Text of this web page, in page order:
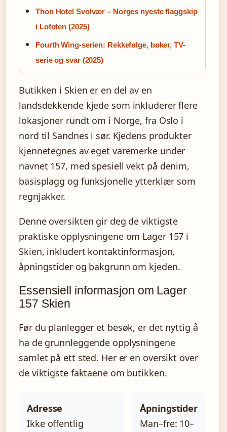
Thon Hotel Svolvær – Norges nyeste flaggskip
i Lofoten (2025)
Fourth Wing-serien: Rekkefølge, bøker, TV-
serie og svar (2025)
Butikken i Skien er en del av en
landsdekkende kjede som inkluderer flere
lokasjoner rundt om i Norge, fra Oslo i
nord til Sandnes i sør. Kjedens produkter
kjennetegnes av eget varemerke under
navnet 157, med spesiell vekt på denim,
basisplagg og funksjonelle ytterklær som
regnjakker.
Denne oversikten gir deg de viktigste
praktiske opplysningene om Lager 157 i
Skien, inkludert kontaktinformasjon,
åpningstider og bakgrunn om kjeden.
Essensiell informasjon om Lager
157 Skien
Før du planlegger et besøk, er det nyttig å
ha de grunnleggende opplysningene
samlet på ett sted. Her er en oversikt over
de viktigste faktaene om butikken.
Adresse
Ikke offentlig
Åpningstider
Man–fre: 10–